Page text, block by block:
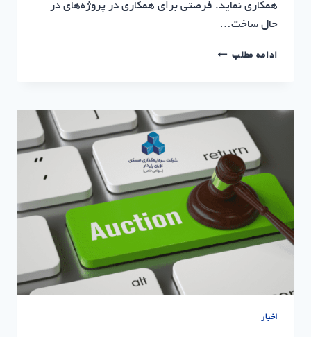
همکاری نماید. فرصتی برای همکاری در پروژه‌های در
حال ساخت…
ادامه مطلبآمادگی
تأمین‌کنندگان
مسکن
نوین
پایدار
اخبار